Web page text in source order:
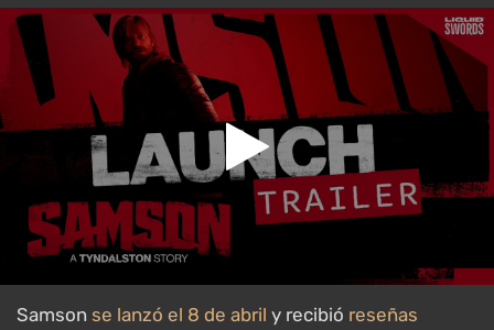
Samson se lanzó el 8 de abril y recibió reseñas